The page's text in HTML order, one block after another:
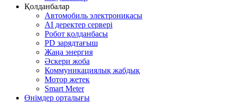
Қолданбалар
Автомобиль электроникасы
AI деректер сервері
Робот қолданбасы
PD зарядтағыш
Жаңа энергия
Әскери жоба
Коммуникациялық жабдық
Мотор жетек
Smart Meter
Өнімдер орталығы